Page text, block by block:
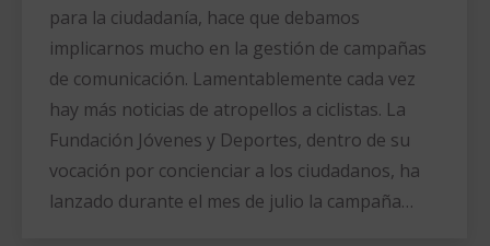
para la ciudadanía, hace que debamos
implicarnos mucho en la gestión de campañas
de comunicación. Lamentablemente cada vez
hay más noticias de atropellos a ciclistas. La
Fundación Jóvenes y Deportes, dentro de su
vocación por concienciar a los ciudadanos, ha
lanzado durante el mes de julio la campaña…